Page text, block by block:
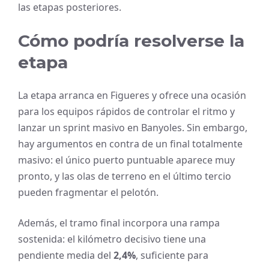
las etapas posteriores.
Cómo podría resolverse la
etapa
La etapa arranca en Figueres y ofrece una ocasión
para los equipos rápidos de controlar el ritmo y
lanzar un sprint masivo en Banyoles. Sin embargo,
hay argumentos en contra de un final totalmente
masivo: el único puerto puntuable aparece muy
pronto, y las olas de terreno en el último tercio
pueden fragmentar el pelotón.
Además, el tramo final incorpora una rampa
sostenida: el kilómetro decisivo tiene una
pendiente media del 2,4%, suficiente para